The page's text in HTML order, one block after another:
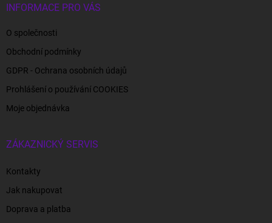
INFORMACE PRO VÁS
O společnosti
Obchodní podmínky
GDPR - Ochrana osobních údajů
Prohlášení o používání COOKIES
Moje objednávka
ZÁKAZNICKÝ SERVIS
Kontakty
Jak nakupovat
Doprava a platba